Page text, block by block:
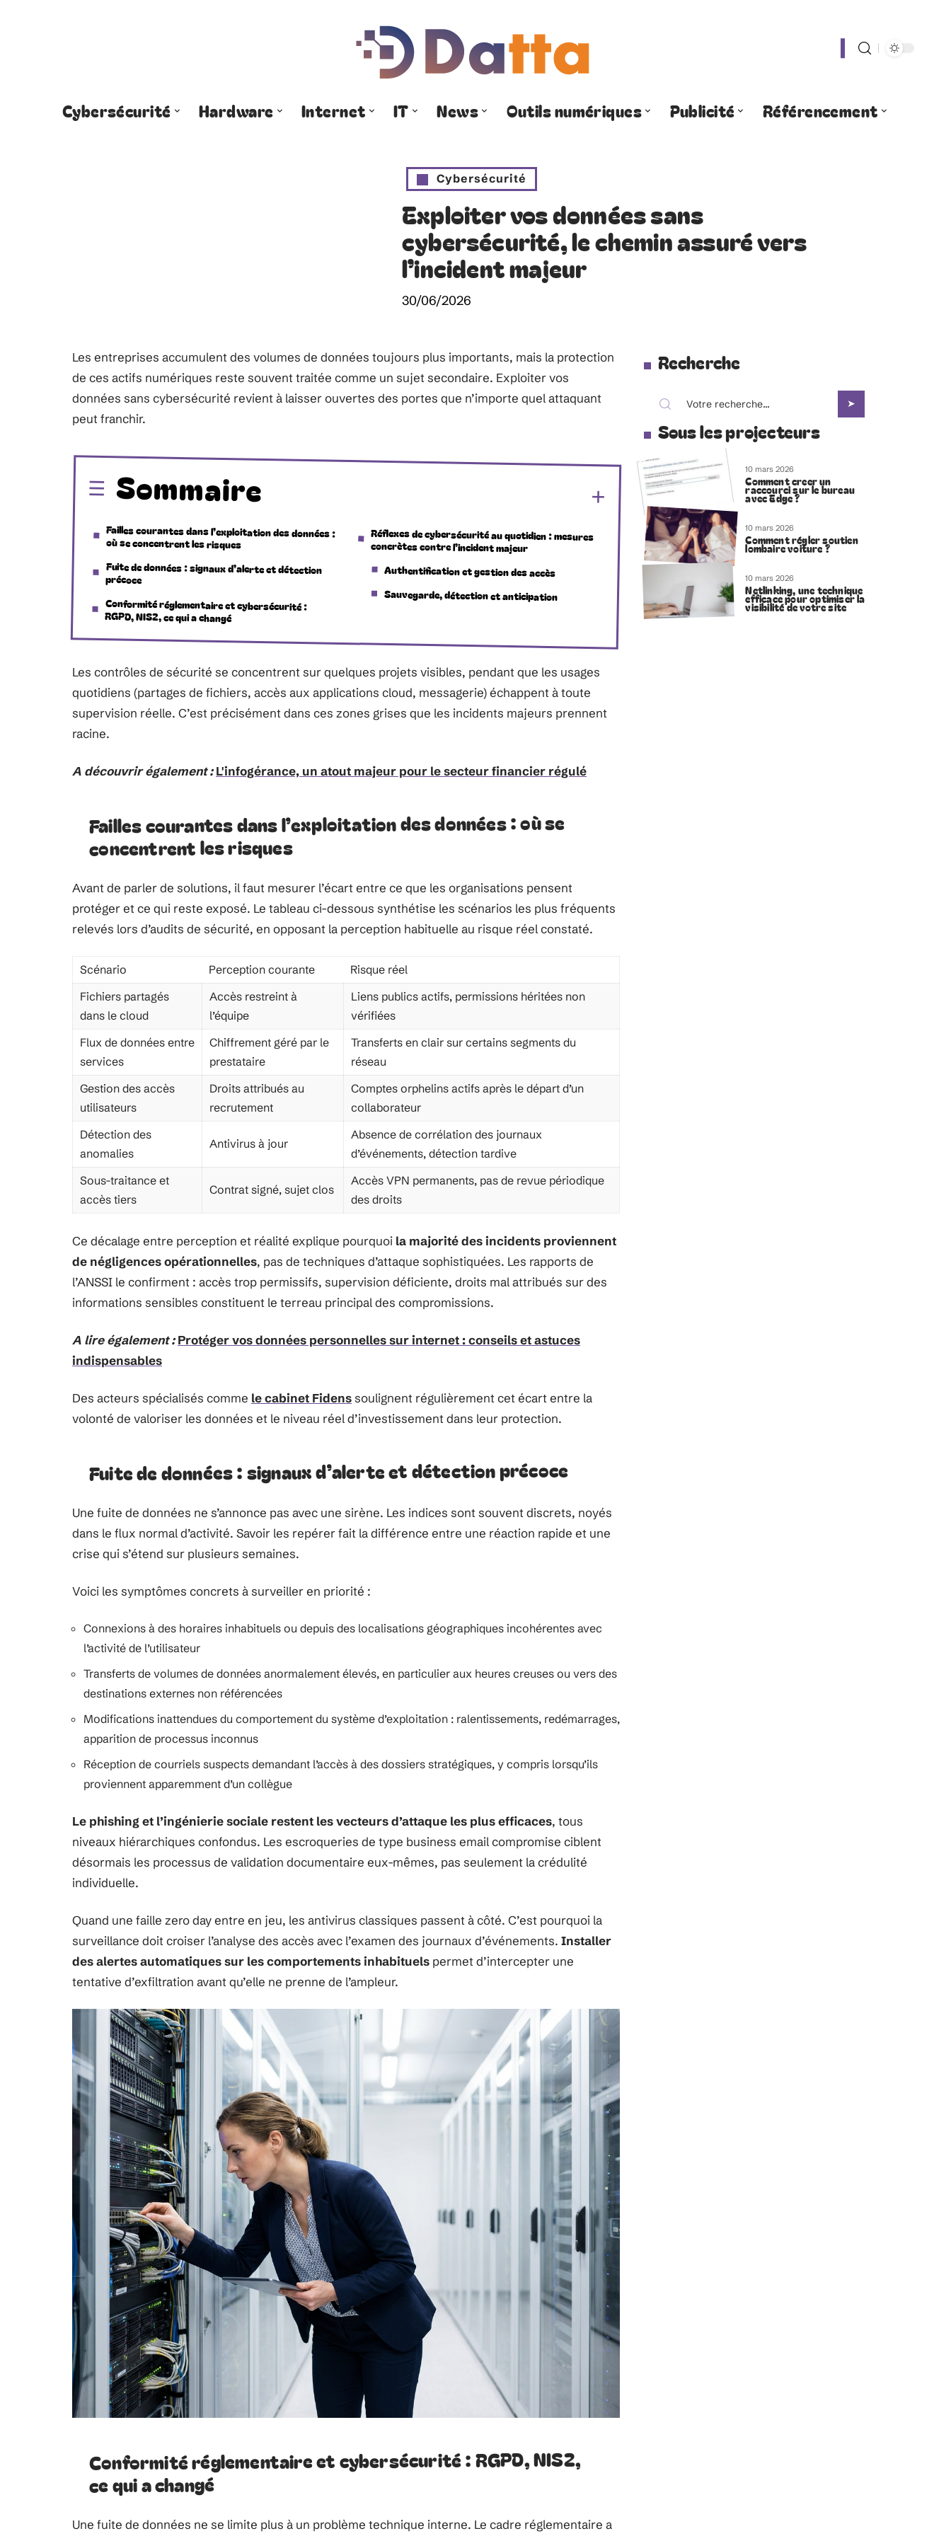
Cybersécurité Hardware Internet IT News Outils numériques Publicité Référencement
Cybersécurité
Exploiter vos données sans
cybersécurité, le chemin assuré vers
l’incident majeur
30/06/2026
Les entreprises accumulent des volumes de données toujours plus importants, mais la protection
de ces actifs numériques reste souvent traitée comme un sujet secondaire. Exploiter vos
données sans cybersécurité revient à laisser ouvertes des portes que n’importe quel attaquant
peut franchir.
Sommaire
Failles courantes dans l’exploitation des données :
où se concentrent les risques
Fuite de données : signaux d’alerte et détection
précoce
Conformité réglementaire et cybersécurité :
RGPD, NIS2, ce qui a changé
Réflexes de cybersécurité au quotidien : mesures
concrètes contre l’incident majeur
Authentification et gestion des accès
Sauvegarde, détection et anticipation
Les contrôles de sécurité se concentrent sur quelques projets visibles, pendant que les usages
quotidiens (partages de fichiers, accès aux applications cloud, messagerie) échappent à toute
supervision réelle. C’est précisément dans ces zones grises que les incidents majeurs prennent
racine.
A découvrir également : L'infogérance, un atout majeur pour le secteur financier régulé
Failles courantes dans l’exploitation des données : où se
concentrent les risques
Avant de parler de solutions, il faut mesurer l’écart entre ce que les organisations pensent
protéger et ce qui reste exposé. Le tableau ci-dessous synthétise les scénarios les plus fréquents
relevés lors d’audits de sécurité, en opposant la perception habituelle au risque réel constaté.
Scénario Perception courante
Risque réel
Fichiers partagés
dans le cloud
Accès restreint à
l’équipe
Liens publics actifs, permissions héritées non
vérifiées
Flux de données entre
services
Chiffrement géré par le
prestataire
Transferts en clair sur certains segments du
réseau
Gestion des accès
utilisateurs
Droits attribués au
recrutement
Comptes orphelins actifs après le départ d’un
collaborateur
Détection des
anomalies
Antivirus à jour
Absence de corrélation des journaux
d’événements, détection tardive
Sous-traitance et
accès tiers
Contrat signé, sujet clos
Accès VPN permanents, pas de revue périodique
des droits
Ce décalage entre perception et réalité explique pourquoi la majorité des incidents proviennent
de négligences opérationnelles, pas de techniques d’attaque sophistiquées. Les rapports de
l’ANSSI le confirment : accès trop permissifs, supervision déficiente, droits mal attribués sur des
informations sensibles constituent le terreau principal des compromissions.
A lire également : Protéger vos données personnelles sur internet : conseils et astuces
indispensables
Des acteurs spécialisés comme le cabinet Fidenssoulignent régulièrement cet écart entre la
volonté de valoriser les données et le niveau réel d’investissement dans leur protection.
Fuite de données : signaux d’alerte et détection précoce
Une fuite de données ne s’annonce pas avec une sirène. Les indices sont souvent discrets, noyés
dans le flux normal d’activité. Savoir les repérer fait la différence entre une réaction rapide et une
crise qui s’étend sur plusieurs semaines.
Voici les symptômes concrets à surveiller en priorité :
Connexions à des horaires inhabituels ou depuis des localisations géographiques incohérentes avec
l’activité de l’utilisateur
Transferts de volumes de données anormalement élevés, en particulier aux heures creuses ou vers des
destinations externes non référencées
Modifications inattendues du comportement du système d’exploitation : ralentissements, redémarrages,
apparition de processus inconnus
Réception de courriels suspects demandant l’accès à des dossiers stratégiques, y compris lorsqu’ils
proviennent apparemment d’un collègue
Le phishing et l’ingénierie sociale restent les vecteurs d’attaque les plus efficaces, tous
niveaux hiérarchiques confondus. Les escroqueries de type business email compromise ciblent
désormais les processus de validation documentaire eux-mêmes, pas seulement la crédulité
individuelle.
Quand une faille zero day entre en jeu, les antivirus classiques passent à côté. C’est pourquoi la
surveillance doit croiser l’analyse des accès avec l’examen des journaux d’événements. Installer
des alertes automatiques sur les comportements inhabituels permet d’intercepter une
tentative d’exfiltration avant qu’elle ne prenne de l’ampleur.
Conformité réglementaire et cybersécurité : RGPD, NIS2,
ce qui a changé
Une fuite de données ne se limite plus à un problème technique interne. Le cadre réglementaire a
Recherche
Sous les projecteurs
10 mars 2026
Comment creer un
raccourci sur le bureau
avec Edge ?
10 mars 2026
Comment régler soutien
lombaire voiture ?
10 mars 2026
Netlinking, une technique
efficace pour optimiser la
visibilité de votre site